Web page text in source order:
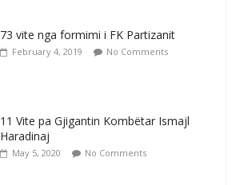
73 vite nga formimi i FK Partizanit
February 4, 2019 No Comments
11 Vite pa Gjigantin Kombëtar Ismajl
Haradinaj
May 5, 2020 No Comments